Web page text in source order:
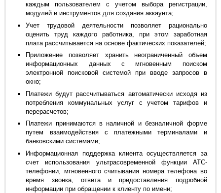
каждым пользователем с учетом выбора регистрации,
модулей и инструментов для создания аккаунта;
Учет трудовой деятельности позволяет рационально
оценить труд каждого работника, при этом заработная
плата рассчитывается на основе фактических показателей;
Приложение позволяет хранить неограниченный объем
информационных данных с мгновенным поиском
электронной поисковой системой при вводе запросов в
окно;
Платежи будут рассчитываться автоматически исходя из
потребления коммунальных услуг с учетом тарифов и
перерасчетов;
Платежи принимаются в наличной и безналичной форме
путем взаимодействия с платежными терминалами и
банковскими системами;
Информационная поддержка клиента осуществляется за
счет использования ультрасовременной функции АТС-
телефонии, мгновенного считывания номера телефона во
время звонка, ответа и предоставления подробной
информации при обращении к клиенту по имени;